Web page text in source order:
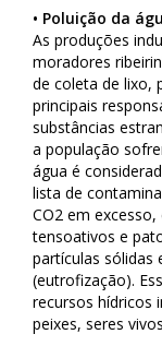
• Poluição da
As produções
moradores
de coleta de lixo,
principais
substâncias
a população
água é
lista de
CO2 em
tensoativos e
partículas sólidas
(eutrofização).
recursos hídricos
peixes, seres